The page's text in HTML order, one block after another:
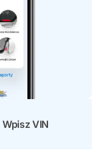
Wpisz VIN